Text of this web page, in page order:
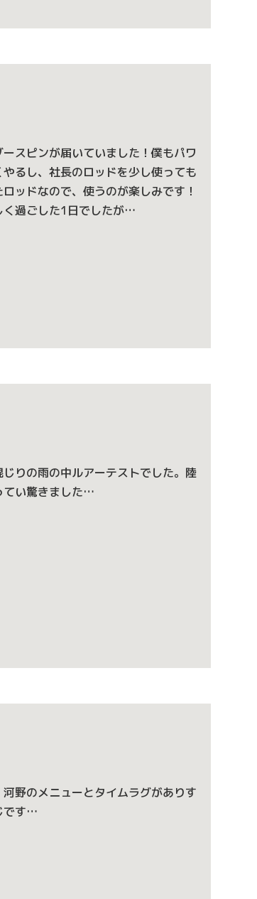
スピンが届いていました！僕もパワ
るし、社長のロッドを少し使っても
ッドなので、使うのが楽しみです！
く過ごした1日でしたが…
りの雨の中ルアーテストでした。陸
てい驚きました…
野のメニューとタイムラグがありす
です…